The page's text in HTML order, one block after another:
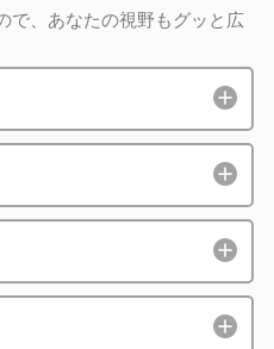
で、あなたの視野もグッと広